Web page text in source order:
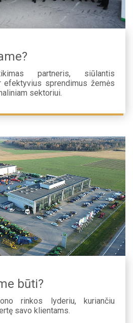
partneris, siūlantis
efektyvius sprendimus žemės
sektoriui.
būti?
rinkos lyderiu, kuriančiu
savo klientams.